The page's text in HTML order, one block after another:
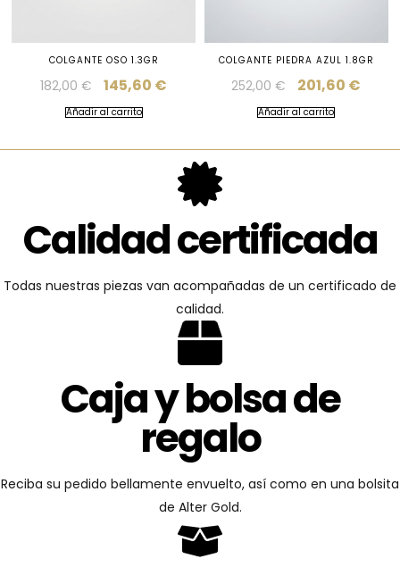
COLGANTE OSO 1.3GR
182,00€ 145,60 €
Añadir al carrito
COLGANTE PIEDRA AZUL 1.8GR
252,00€ 201,60 €
Añadir al carrito
Calidad certificada
Todas nuestras piezas van acompañadas de un certificado de
calidad.
Caja y bolsa de
regalo
Reciba su pedido bellamente envuelto, así como en una bolsita
de Alter Gold.